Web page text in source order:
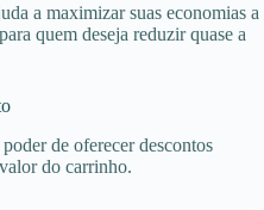
a maximizar suas economias a
quem deseja reduzir quase a
de oferecer descontos
do carrinho.